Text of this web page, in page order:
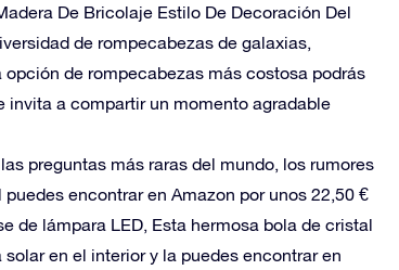
De Bricolaje Estilo De Decoración Del
de rompecabezas de galaxias,
de rompecabezas más costosa podrás
invita a compartir un momento agradable
preguntas más raras del mundo, los rumores
encontrar en Amazon por unos 22,50 €
de lámpara LED, Esta hermosa bola de cristal
en el interior y la puedes encontrar en